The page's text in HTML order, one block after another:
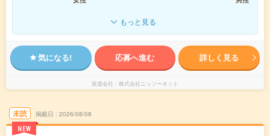
もっと見る
気になる! 応募へ進む 詳しく見る
派遣会社 株式会社ニッソーネット
未読
NEW
掲載日 2026/08/08